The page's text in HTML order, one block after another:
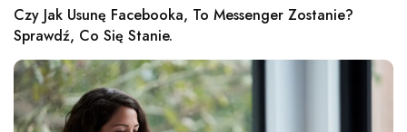
Czy Jak Usunę Facebooka, To Messenger Zostanie?
Sprawdź, Co Się Stanie.